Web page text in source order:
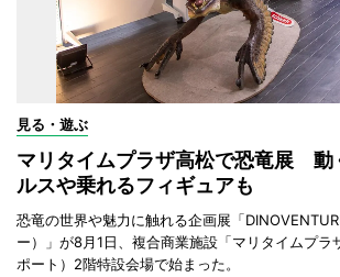
見る・遊ぶ
マリタイムプラザ高松で恐竜展 動
ルスや乗れるフィギュアも
恐竜の世界や魅力に触れる企画展「
ー）」が8月1日、複合商業施設「マリタイムプラ
ポート）2階特設会場で始まった。